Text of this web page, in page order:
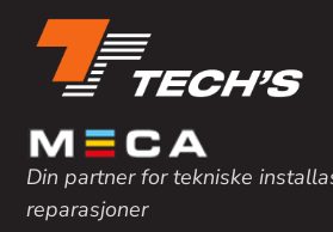
Din partner for tekniske
reparasjoner